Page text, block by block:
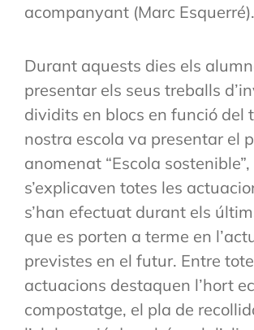
acompanyant (Marc Esquerré).
Durant aquests dies els
presentar els seus treballs
dividits en blocs en funció del
nostra escola va presentar el
anomenat “Escola sostenible”,
s’explicaven totes les
s’han efectuat durant els
que es porten a terme en
previstes en el futur. Entre
actuacions destaquen l’hort
compostatge, el pla de